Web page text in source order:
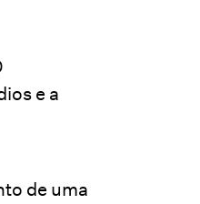
e a
de uma